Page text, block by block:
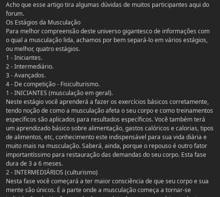
Acho que esse artigo tira algumas dúvidas de muitos participantes aqui do
forum.
Os Estágios da Musculação
Para melhor compreensão deste universo gigantesco de informações com
o qual a musculação lida, achamos por bem separá-lo em vários estágios,
ou melhor, quatro estágios.
1 - Iniciantes.
2 - Intermediário.
3 - Avançados.
4 - De competição - Fisiculturismo.
1 - INICIANTES (musculação em geral).
Neste estágio você aprenderá a fazer os exercícios básicos corretamente,
tendo noção de como a musculação afeta o seu corpo e como treinamentos
específicos são aplicados para resultados específicos. Você também terá
um aprendizado básico sobre alimentação, gastos calóricos e calorias, tipos
de alimentos, etc, conhecimento este indispensável para sua vida diária e
muito mais na musculação. Saberá, ainda, porque o repouso é outro fator
importantíssimo para restauração das demandas do seu corpo. Esta fase
dura de 3 a 6 meses.
2 - INTERMEDIÁRIOS (culturismo)
Nesta fase você começará a ter maior consciência de que seu corpo e sua
mente são únicos. É a parte onde a musculação começa a tornar-se